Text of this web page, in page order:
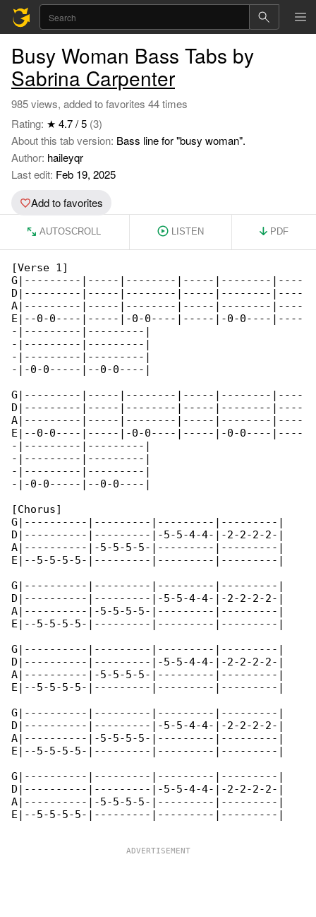
Busy Woman Bass Tabs by
Sabrina Carpenter
985 views, added to favorites 44 times
Rating: ★ 4.7 / 5 (3)
About this tab version: Bass line for "busy woman".
Author: haileyqr
Last edit: Feb 19, 2025
Add to favorites
AUTOSCROLL LISTEN PDF
[Verse 1]
G|---------|-----|--------|-----|--------|----
D|---------|-----|--------|-----|--------|----
A|---------|-----|--------|-----|--------|----
E|--0-0----|-----|-0-0----|-----|-0-0----|----
-|---------|---------|
-|---------|---------|
-|---------|---------|
-|-0-0-----|--0-0----|
G|---------|-----|--------|-----|--------|----
D|---------|-----|--------|-----|--------|----
A|---------|-----|--------|-----|--------|----
E|--0-0----|-----|-0-0----|-----|-0-0----|----
-|---------|---------|
-|---------|---------|
-|---------|---------|
-|-0-0-----|--0-0----|
[Chorus]
G|----------|---------|---------|---------|
D|----------|---------|-5-5-4-4-|-2-2-2-2-|
A|----------|-5-5-5-5-|---------|---------|
E|--5-5-5-5-|---------|---------|---------|
G|----------|---------|---------|---------|
D|----------|---------|-5-5-4-4-|-2-2-2-2-|
A|----------|-5-5-5-5-|---------|---------|
E|--5-5-5-5-|---------|---------|---------|
G|----------|---------|---------|---------|
D|----------|---------|-5-5-4-4-|-2-2-2-2-|
A|----------|-5-5-5-5-|---------|---------|
E|--5-5-5-5-|---------|---------|---------|
G|----------|---------|---------|---------|
D|----------|---------|-5-5-4-4-|-2-2-2-2-|
A|----------|-5-5-5-5-|---------|---------|
E|--5-5-5-5-|---------|---------|---------|
G|----------|---------|---------|---------|
D|----------|---------|-5-5-4-4-|-2-2-2-2-|
A|----------|-5-5-5-5-|---------|---------|
E|--5-5-5-5-|---------|---------|---------|